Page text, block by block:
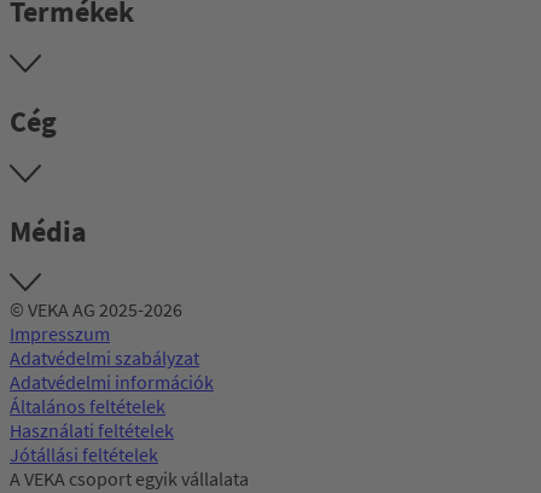
Termékek
Cég
Média
© VEKA AG 2025-2026
Impresszum
Adatvédelmi szabályzat
Adatvédelmi információk
Általános feltételek
Használati feltételek
Jótállási feltételek
A VEKA csoport egyik vállalata